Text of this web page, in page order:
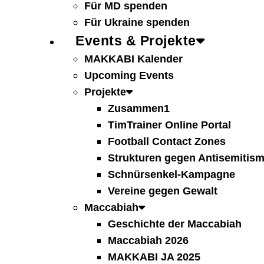
Für MD spenden
Für Ukraine spenden
Events & Projekte
MAKKABI Kalender
Upcoming Events
Projekte
Zusammen1
TimTrainer Online Portal
Football Contact Zones
Strukturen gegen
Schnürsenkel-Kampagne
Vereine gegen Gewalt
Maccabiah
Geschichte der Maccabiah
Maccabiah 2026
MAKKABI JA 2025